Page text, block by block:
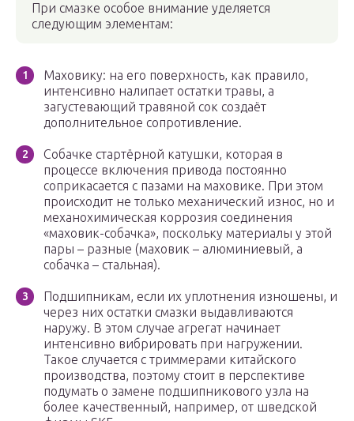
При смазке особое внимание уделяется
следующим элементам:
Маховику: на его поверхность, как правило,
интенсивно налипает остатки травы, а
загустевающий травяной сок создаёт
дополнительное сопротивление.
Собачке стартёрной катушки, которая в
процессе включения привода постоянно
соприкасается с пазами на маховике. При этом
происходит не только механический износ, но и
механохимическая коррозия соединения
«маховик-собачка», поскольку материалы у этой
пары – разные (маховик – алюминиевый, а
собачка – стальная).
Подшипникам, если их уплотнения изношены, и
через них остатки смазки выдавливаются
наружу. В этом случае агрегат начинает
интенсивно вибрировать при нагружении.
Такое случается с триммерами китайского
производства, поэтому стоит в перспективе
подумать о замене подшипникового узла на
более качественный, например, от шведской